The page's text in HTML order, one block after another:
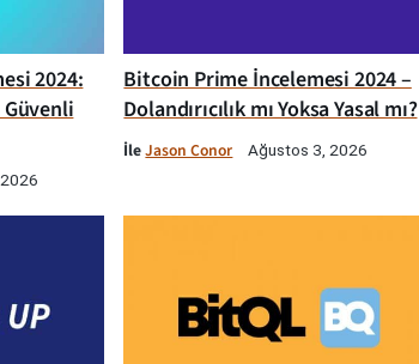
2024:
Güvenli
Bitcoin Prime İncelemesi 2024 –
Dolandırıcılık mı Yoksa Yasal mı?
İleJason Conor Ağustos 3, 2026